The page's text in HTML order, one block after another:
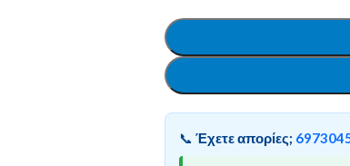
📞 Έχετε απορίες;